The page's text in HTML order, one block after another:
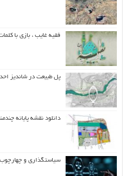
فقیه غایب ، بازی با
پل طبیعت در شاندیز
دانلود نقشه پایانه
سیاستگذاری و